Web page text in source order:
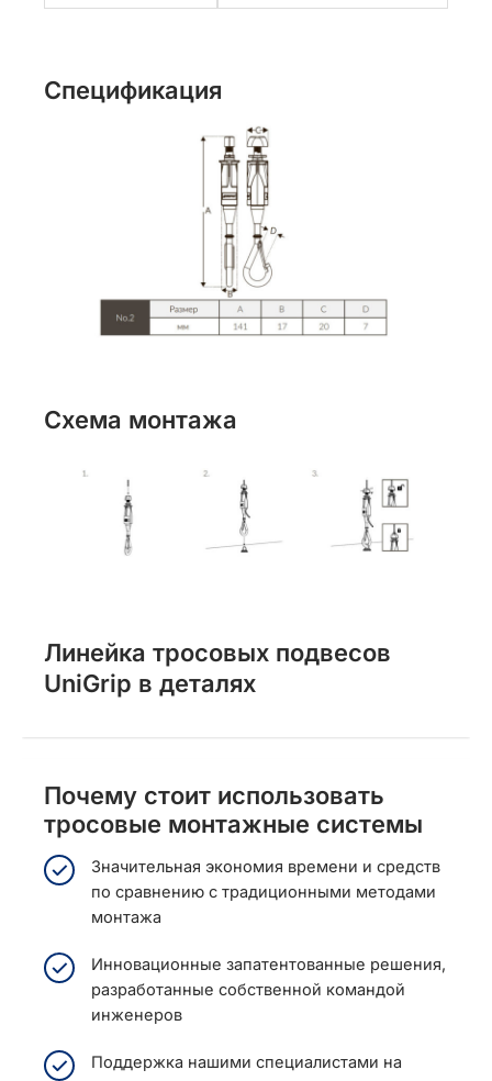
Спецификация
Схема монтажа
Линейка тросовых подвесов
UniGrip в деталях
Почему стоит использовать
тросовые монтажные системы
Значительная экономия времени и средств
по сравнению с традиционными методами
монтажа
Инновационные запатентованные решения,
разработанные собственной командой
инженеров
Поддержка нашими специалистами на